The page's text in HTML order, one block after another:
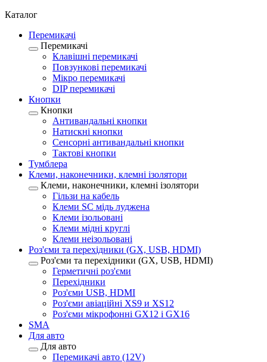
Каталог
Перемикачі
Перемикачі
Клавішні перемикачі
Повзункові перемикачі
Мікро перемикачі
DIP перемикачі
Кнопки
Кнопки
Антивандальні кнопки
Натискні кнопки
Сенсорні антивандальні кнопки
Тактові кнопки
Тумблера
Клеми, наконечники, клемні ізолятори
Клеми, наконечники, клемні ізолятори
Гільзи на кабель
Клеми SC мідь луджена
Клеми ізольовані
Клеми мідні круглі
Клеми неізольовані
Роз'єми та перехідники (GX, USB, HDMI)
Роз'єми та перехідники (GX, USB, HDMI)
Герметичні роз'єми
Перехідники
Роз'єми USB, HDMI
Роз'єми авіаційні XS9 и XS12
Роз'єми мікрофонні GX12 і GX16
SMA
Для авто
Для авто
Перемикачі авто (12V)